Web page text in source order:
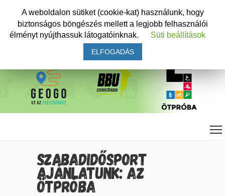
SZABADIDŐSPORT
AJÁNLATUNK: AZ
ÖTPRÓBA
A weboldalon sütiket (cookie-kat) használunk, hogy
biztonságos böngészés mellett a legjobb felhasználói
élményt nyújthassuk látogatóinknak.
Süti beállítások
ELFOGADÁS